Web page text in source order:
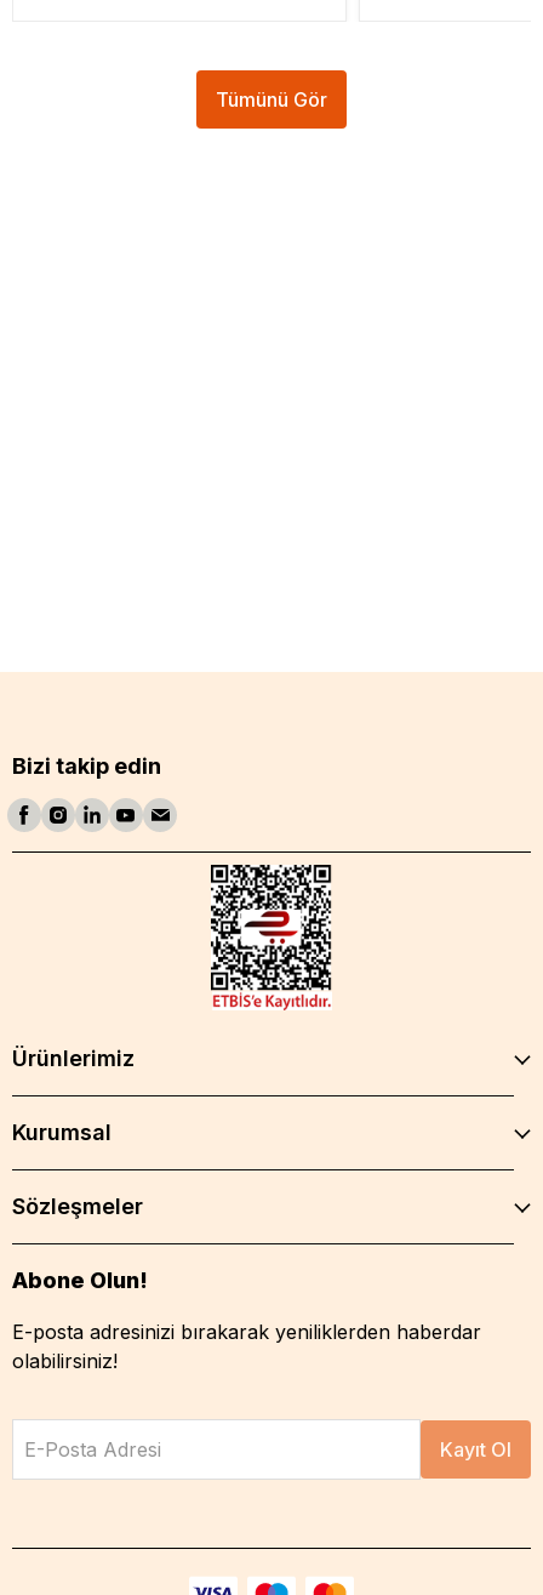
Tümünü Gör
Bizi takip edin
Ürünlerimiz
Kurumsal
Sözleşmeler
Abone Olun!
E-posta adresinizi bırakarak yeniliklerden haberdar
olabilirsiniz!
E-Posta Adresi Kayıt Ol